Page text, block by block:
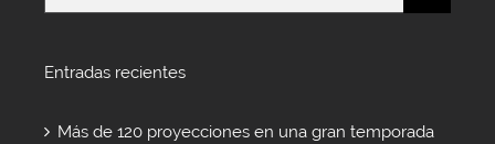
for:
Entradas recientes
Más de 120 proyecciones en una gran temporada